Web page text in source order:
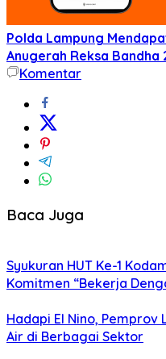
Polda Lampung
Anugerah Reksa Bandha
Komentar
Baca Juga
Syukuran HUT Ke-1
Komitmen “Bekerja
Hadapi El Nino, Pemprov
Air di Berbagai Sektor